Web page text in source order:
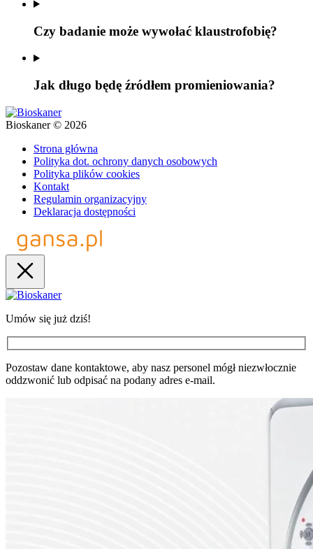
Czy badanie może wywołać klaustrofobię?
Jak długo będę źródłem promieniowania?
Bioskaner © 2026
Strona główna
Polityka dot. ochrony danych osobowych
Polityka plików cookies
Kontakt
Regulamin organizacyjny
Deklaracja dostępności
Umów się już dziś!
Pozostaw dane kontaktowe, aby nasz personel mógł niezwłocznie
oddzwonić lub odpisać na podany adres e-mail.